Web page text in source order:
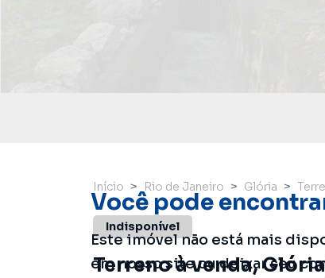
Você pode
Este imóvel não está mais
em nosso site ou deixar seu
Início Rio de Janeiro Glória
Indisponível
Terreno à venda,